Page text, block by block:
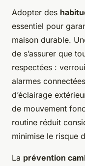
Adopter des
essentiel pour
maison durable.
de s’assurer que
respectées :
alarmes
d’éclairage
de mouvement
routine réduit
minimise le risque
La prévention